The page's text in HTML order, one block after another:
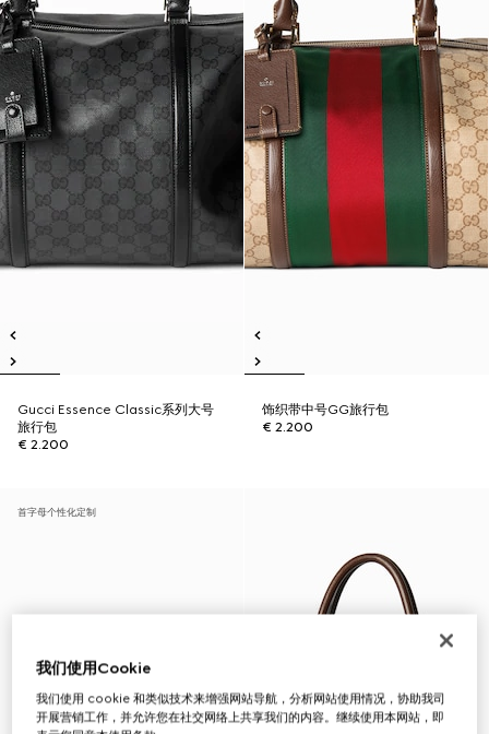
Gucci Essence Classic系列大号
旅行包
€ 2.200
饰织带中号GG旅行包
€ 2.200
首字母个性化定制
我们使用Cookie
我们使用 cookie 和类似技术来增强网站导航，分析网站使用情况，协助我司
开展营销工作，并允许您在社交网络上共享我们的内容。继续使用本网站，即